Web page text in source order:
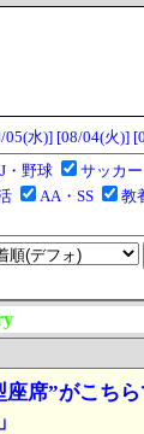
05(水)] [08/04(火)]
・野球 サッカー
AA・SS 教
y
席”がこちら